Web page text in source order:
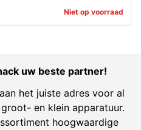
Niet op voorraad
uw beste partner!
het juiste adres voor al
en klein apparatuur.
hoogwaardige